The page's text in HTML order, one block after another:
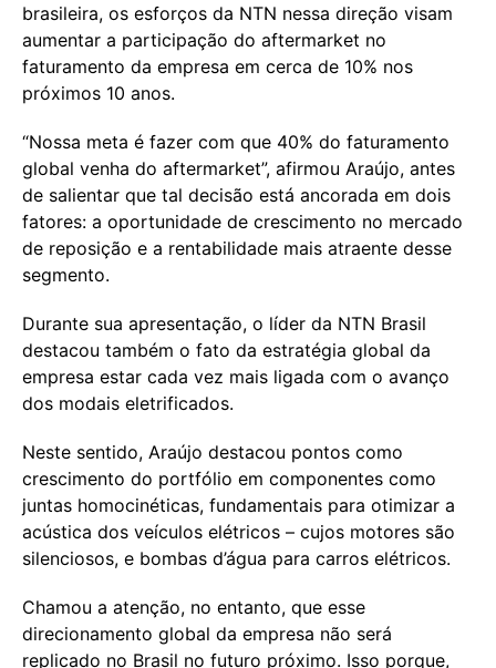
brasileira, os esforços da NTN nessa direção visam
aumentar a participação do aftermarket no
faturamento da empresa em cerca de 10% nos
próximos 10 anos.
“Nossa meta é fazer com que 40% do faturamento
global venha do aftermarket”, afirmou Araújo, antes
de salientar que tal decisão está ancorada em dois
fatores: a oportunidade de crescimento no mercado
de reposição e a rentabilidade mais atraente desse
segmento.
Durante sua apresentação, o líder da NTN Brasil
destacou também o fato da estratégia global da
empresa estar cada vez mais ligada com o avanço
dos modais eletrificados.
Neste sentido, Araújo destacou pontos como
crescimento do portfólio em componentes como
juntas homocinéticas, fundamentais para otimizar a
acústica dos veículos elétricos – cujos motores são
silenciosos, e bombas d’água para carros elétricos.
Chamou a atenção, no entanto, que esse
direcionamento global da empresa não será
replicado no Brasil no futuro próximo. Isso porque,